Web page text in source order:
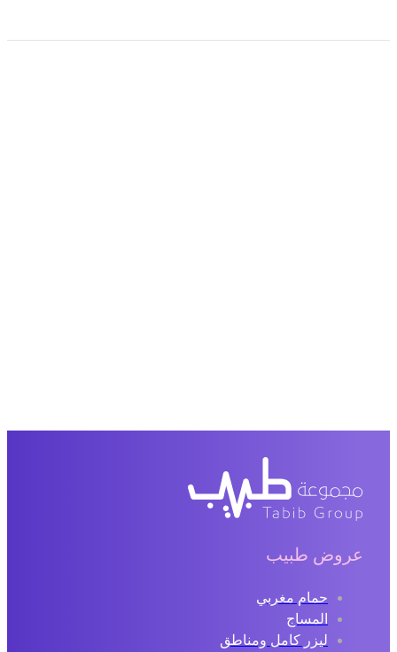
عروض طبيب
حمام مغربي
المساج
ليزر كامل ومناطق